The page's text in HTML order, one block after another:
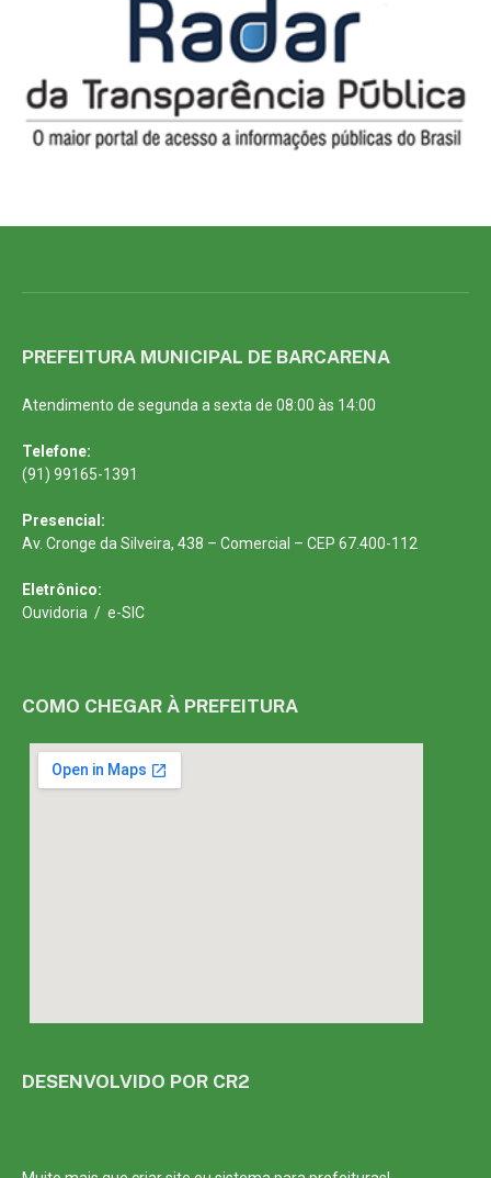
PREFEITURA MUNICIPAL DE BARCARENA
Atendimento de segunda a sexta de 08:00 às 14:00
Telefone:
(91) 99165-1391
Presencial:
Av. Cronge da Silveira, 438 – Comercial – CEP 67.400-112
Eletrônico:
Ouvidoria / e-SIC
COMO CHEGAR À PREFEITURA
DESENVOLVIDO POR CR2